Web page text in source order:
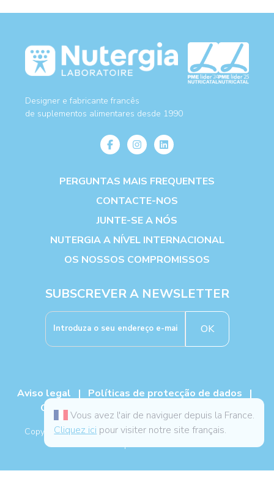
Vous avez l'air de naviguer depuis la France.
Cliquez ici pour visiter notre site français.
Designer e fabricante francês
de suplementos alimentares desde 1990
PERGUNTAS MAIS FREQUENTES
CONTACTE-NOS
JUNTE-SE A NÓS
NUTERGIA A NÍVEL INTERNACIONAL
OS NOSSOS COMPROMISSOS
SUBSCREVER A NEWSLETTER
OK
Aviso legal | Políticas de protecção de dados
|
Cookies
Copyright NUTERGIA 2026, todos os direitos reservados. -